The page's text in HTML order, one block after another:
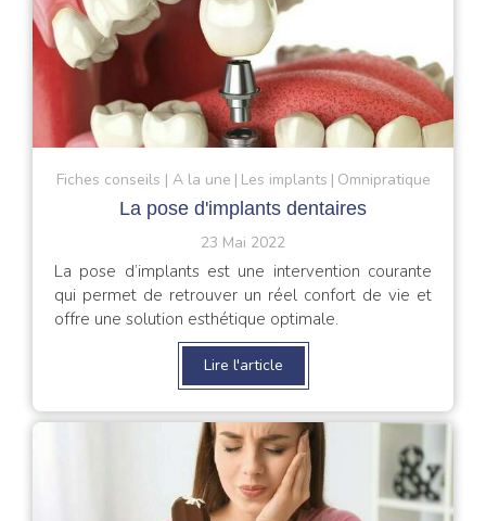
Fiches conseils A la une Les implants Omnipratique
La pose d'implants dentaires
23 Mai 2022
La pose d’implants est une intervention courante
qui permet de retrouver un réel confort de vie et
offre une solution esthétique optimale.
Lire l'article